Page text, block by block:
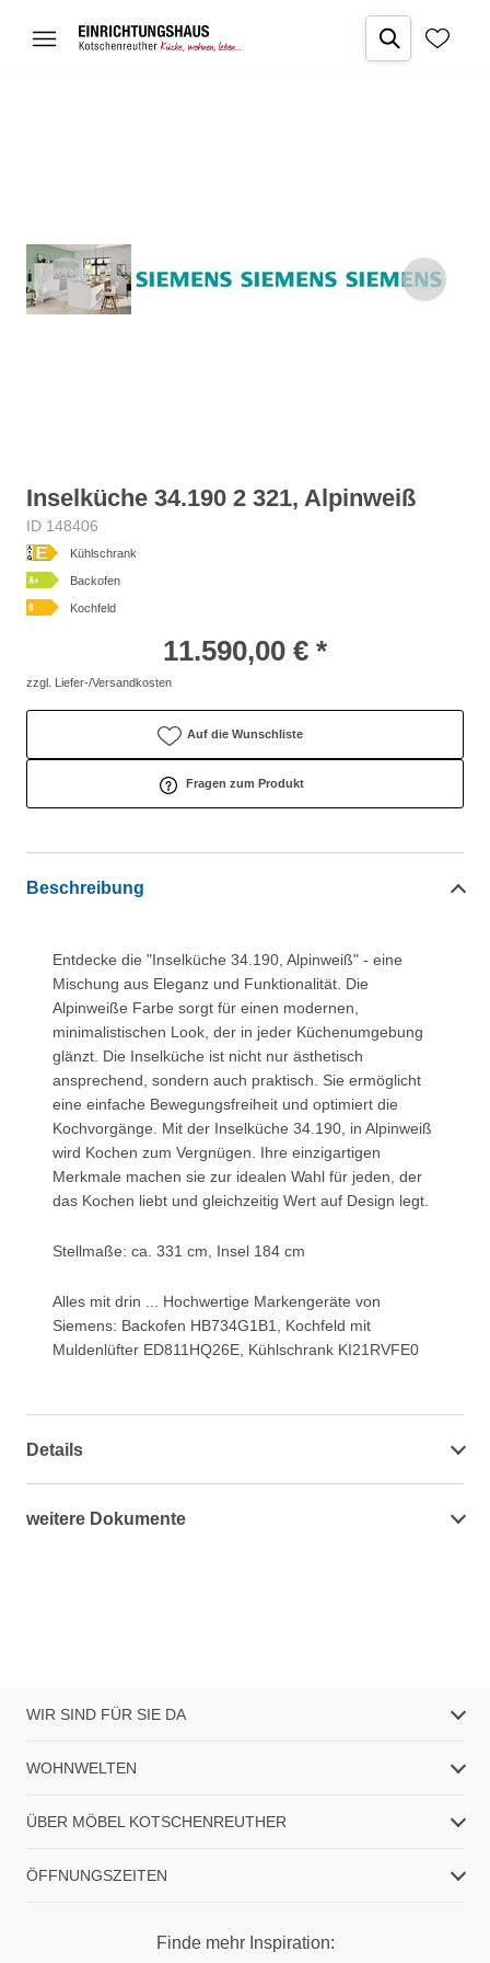
Inselküche 34.190 2 321, Alpinweiß
ID 148406
Kühlschrank
Backofen
Kochfeld
11.590,00 € *
zzgl. Liefer-/Versandkosten
Auf die Wunschliste
Fragen zum Produkt
Beschreibung
Entdecke die "Inselküche 34.190, Alpinweiß" - eine
Mischung aus Eleganz und Funktionalität. Die
Alpinweiße Farbe sorgt für einen modernen,
minimalistischen Look, der in jeder Küchenumgebung
glänzt. Die Inselküche ist nicht nur ästhetisch
ansprechend, sondern auch praktisch. Sie ermöglicht
eine einfache Bewegungsfreiheit und optimiert die
Kochvorgänge. Mit der Inselküche 34.190, in Alpinweiß
wird Kochen zum Vergnügen. Ihre einzigartigen
Merkmale machen sie zur idealen Wahl für jeden, der
das Kochen liebt und gleichzeitig Wert auf Design legt.
Stellmaße: ca. 331 cm, Insel 184 cm
Alles mit drin ... Hochwertige Markengeräte von
Siemens: Backofen HB734G1B1, Kochfeld mit
Muldenlüfter ED811HQ26E, Kühlschrank KI21RVFE0
Details
weitere Dokumente
WIR SIND FÜR SIE DA
WOHNWELTEN
ÜBER MÖBEL KOTSCHENREUTHER
ÖFFNUNGSZEITEN
Finde mehr Inspiration: